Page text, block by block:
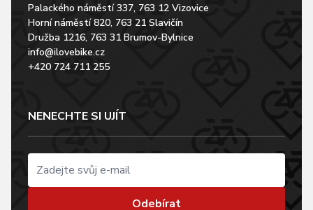
Palackého náměstí 337, 763 12 Vizovice
Horní náměstí 820, 763 21 Slavičín
Družba 1216, 763 31 Brumov-Bylnice
info@ilovebike.cz
+420 724 711 255
NENECHTE SI UJÍT
Odebírat